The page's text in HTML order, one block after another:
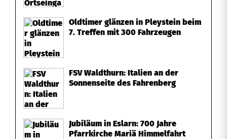
Oldtimer glänzen in Pleystein beim
7. Treffen mit 300 Fahrzeugen
FSV Waldthurn: Italien an der
Sonnenseite des Fahrenberg
Jubiläum in Eslarn: 700 Jahre
Pfarrkirche Mariä Himmelfahrt